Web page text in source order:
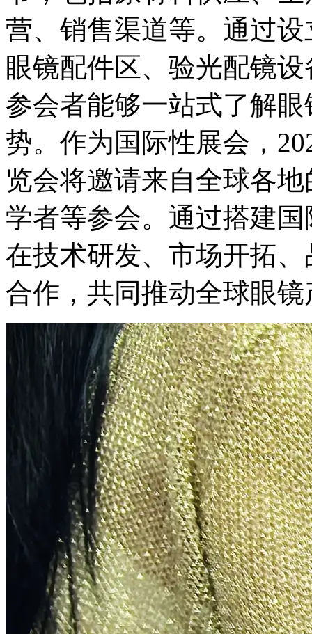
营、销售渠道等。通过
眼镜配件区、验光配镜
参会者能够一站式了解
势。作为国际性展会，
览会将邀请来自全球各
学者等参会。通过搭建
在技术研发、市场开拓
合作，共同推动全球眼